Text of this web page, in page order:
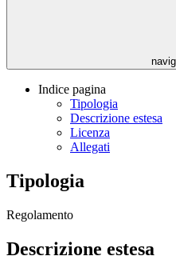
Indice pagina
Tipologia
Descrizione estesa
Licenza
Allegati
Tipologia
Regolamento
Descrizione estesa